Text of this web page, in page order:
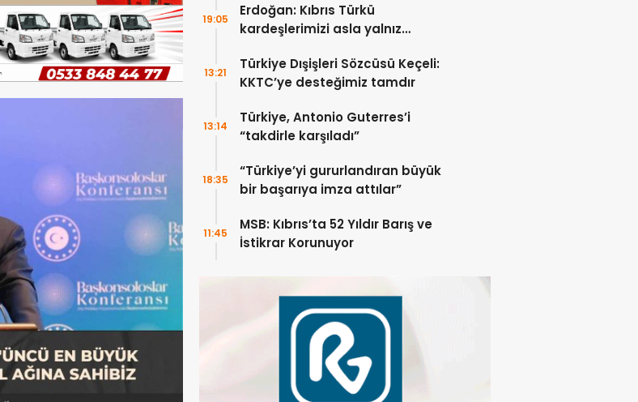
Erdoğan: Kıbrıs Türkü
kardeşlerimizi asla yalnız
19:05
Türkiye Dışişleri Sözcüsü Keçeli:
KKTC’ye desteğimiz tamdır
13:21
Türkiye, Antonio Guterres’i
“takdirle karşıladı”
13:14
“Türkiye’yi gururlandıran büyük
bir başarıya imza attılar”
18:35
MSB: Kıbrıs’ta 52 Yıldır Barış ve
İstikrar Korunuyor
11:45